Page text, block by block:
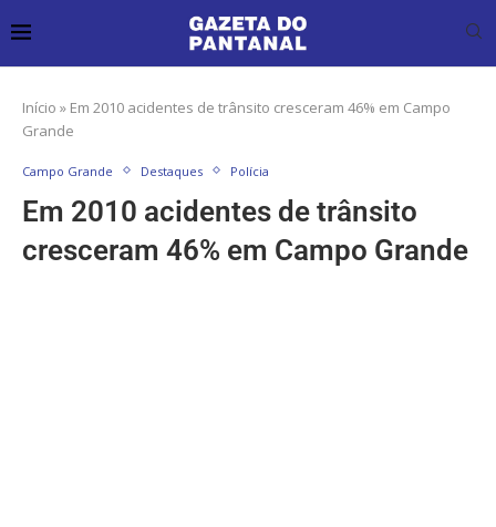
Início » Em 2010 acidentes de trânsito cresceram 46% em Campo
Grande
Campo Grande Destaques Polícia
Em 2010 acidentes de trânsito
cresceram 46% em Campo Grande